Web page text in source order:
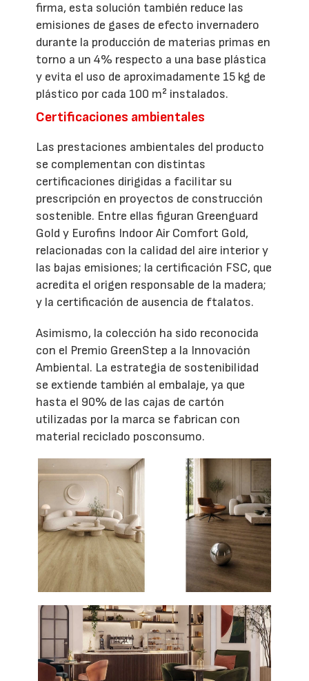
firma, esta solución también reduce las
emisiones de gases de efecto invernadero
durante la producción de materias primas en
torno a un 4% respecto a una base plástica
y evita el uso de aproximadamente 15 kg de
plástico por cada 100 m² instalados.
Certificaciones ambientales
Las prestaciones ambientales del producto
se complementan con distintas
certificaciones dirigidas a facilitar su
prescripción en proyectos de construcción
sostenible. Entre ellas figuran Greenguard
Gold y Eurofins Indoor Air Comfort Gold,
relacionadas con la calidad del aire interior y
las bajas emisiones; la certificación FSC, que
acredita el origen responsable de la madera;
y la certificación de ausencia de ftalatos.
Asimismo, la colección ha sido reconocida
con el Premio GreenStep a la Innovación
Ambiental. La estrategia de sostenibilidad
se extiende también al embalaje, ya que
hasta el 90% de las cajas de cartón
utilizadas por la marca se fabrican con
material reciclado posconsumo.